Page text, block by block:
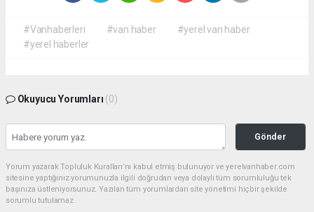
#Vanhaberleri #van haber
#yerel van haber
#yerel haberler
Okuyucu Yorumları (0)
Gönder
Yorum yazarak Topluluk Kuralları’nı kabul etmiş bulunuyor ve yerelvanhaber.com
sitesine yaptığınız yorumunuzla ilgili doğrudan veya dolaylı tüm sorumluluğu tek
başınıza üstleniyorsunuz. Yazılan tüm yorumlardan site yönetimi hiçbir şekilde
sorumlu tutulamaz.